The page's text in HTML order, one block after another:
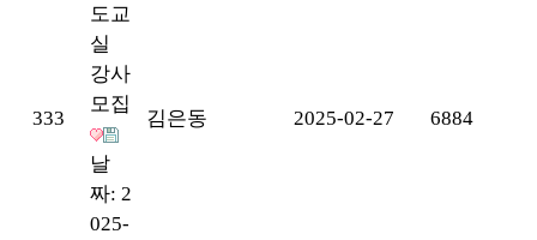
333
도교
실
강사
모집
날
짜: 2
025-
김은동 2025-02-27 6884